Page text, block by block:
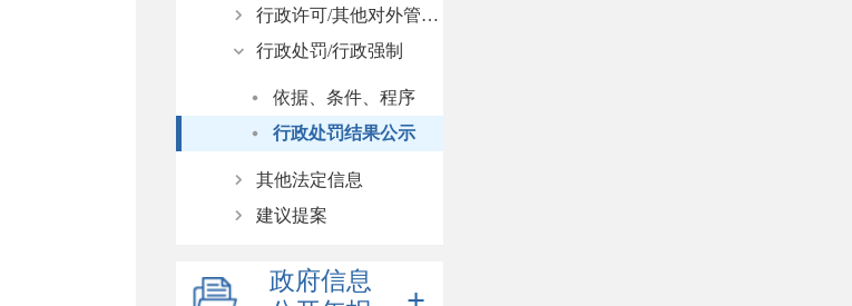
行政许可/其他对外管理服务
依据、条件、程序
行政许可结果公示
其他对外管理服务事项结果公示
行政处罚/行政强制
依据、条件、程序
行政处罚结果公示
其他法定信息
数据发布
政府采购
建议提案
政协委员提案办理
政府信息